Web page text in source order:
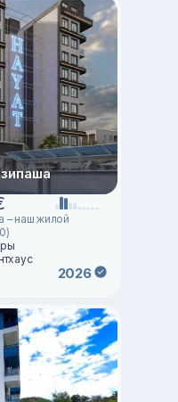
– наш жилой
2026